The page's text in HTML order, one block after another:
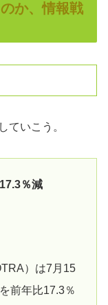
か、情報戦
ていこう。
％減
）は7月15
前年比17.3％